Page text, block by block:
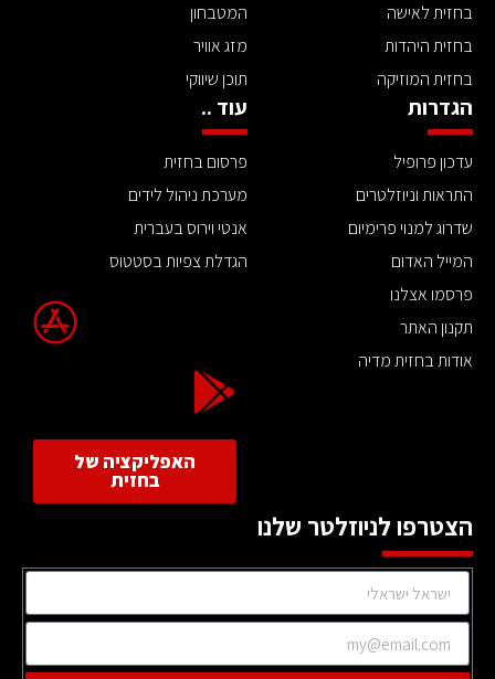
בחזית לאישה
בחזית היהדות
בחזית המוזיקה
המטבחון
מזג אוויר
תוכן שיווקי
הגדרות
עדכון פרופיל
התראות וניוזלטרים
שדרוג למנוי פרימיום
המייל האדום
פרסמו אצלנו
תקנון האתר
אודות בחזית מדיה
עוד ..
פרסום בחזית
מערכת ניהול לידים
אנטי וירוס בעברית
הגדלת צפיות בסטטוס
האפליקציה של
בחזית
הצטרפו לניוזלטר שלנו